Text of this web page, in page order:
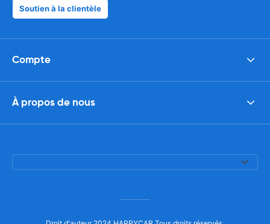
Soutien à la clientèle
Compte
À propos de nous